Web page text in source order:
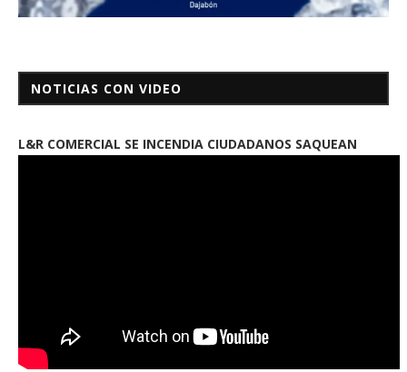
NOTICIAS CON VIDEO
L&R COMERCIAL SE INCENDIA CIUDADANOS SAQUEAN